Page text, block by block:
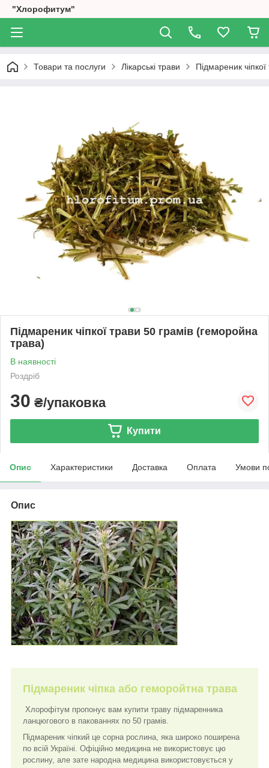
"Хлорофитум"
Товари та послуги Лікарські трави Підмареник
Підмареник чіпкої трави 50 грамів (геморойна
трава)
В наявності
Роздріб
30 ₴/упаковка
Купити
Опис Характеристики Доставка Оплата Умови
Опис
Підмареник чіпка або геморойтна трава
Хлорофітум пропонує вам купити траву підмаренника
ланцюгового в пакованнях по 50 грамів.
Підмареник чіпкий це сорна рослина, яка широко поширена
по всій Україні. Офіційно медицина не використовує цю
рослину, але зате народна медицина використовується у